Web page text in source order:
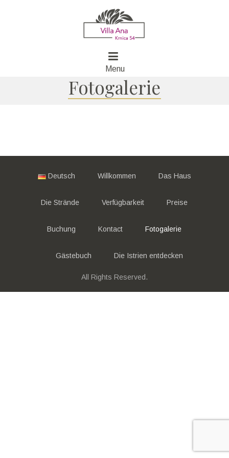
Menu
Fotogalerie
Deutsch Willkommen Das Haus
Die Strände Verfügbarkeit Preise
Buchung Kontact Fotogalerie
Gästebuch Die Istrien entdecken
All Rights Reserved.